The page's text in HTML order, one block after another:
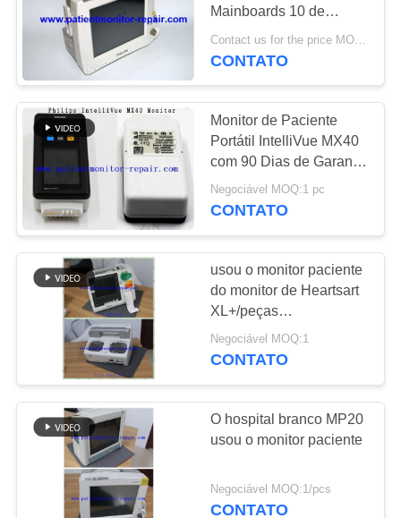
MAPA
SITE
PRIVACY
POLICY
Peças da máquina
do desfibrilador
Peças de
substituição de ECG
93
Monitor paciente
108
Mainboards 10 de
monitor paciente do
hospital MP20
Contact us for the price MOQ:1
CONTATO
Monitor de Paciente
Portátil IntelliVue MX40
com 90 Dias de Garantia
- Dispositivo de
Monitoramento Médico
Negociável MOQ:1 pc
CONTATO
usou o monitor paciente
do monitor de Heartsart
XL+/peças
sobresselentes médicas
Negociável MOQ:1
CONTATO
O hospital branco MP20
usou o monitor paciente
Negociável MOQ:1/pcs
CONTATO